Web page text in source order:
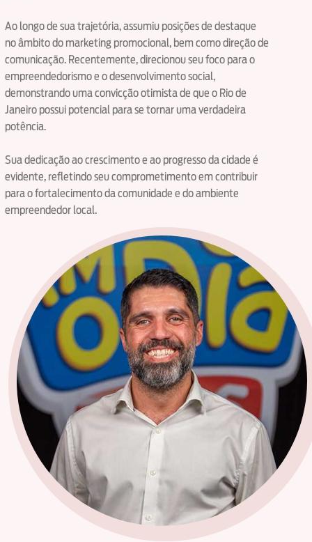
Ao longo de sua trajetória, assumiu posições de destaque
no âmbito do marketing promocional, bem como direção de
comunicação. Recentemente, direcionou seu foco para o
empreendedorismo e o desenvolvimento social,
demonstrando uma convicção otimista de que o Rio de
Janeiro possui potencial para se tornar uma verdadeira
potência.
Sua dedicação ao crescimento e ao progresso da cidade é
evidente, refletindo seu comprometimento em contribuir
para o fortalecimento da comunidade e do ambiente
empreendedor local.